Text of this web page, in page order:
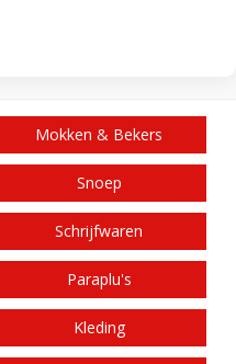
Mokken & Bekers
Snoep
Schrijfwaren
Paraplu's
Kleding